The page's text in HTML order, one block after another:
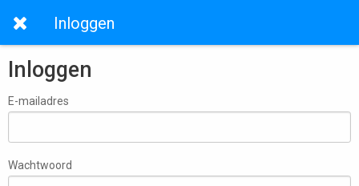
Inloggen
Inloggen
E-mailadres
Wachtwoord